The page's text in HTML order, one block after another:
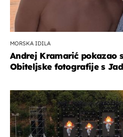
MORSKA IDILA
Andrej Kramarić pokazao
Obiteljske fotografije s